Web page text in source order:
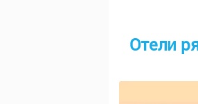
Отели